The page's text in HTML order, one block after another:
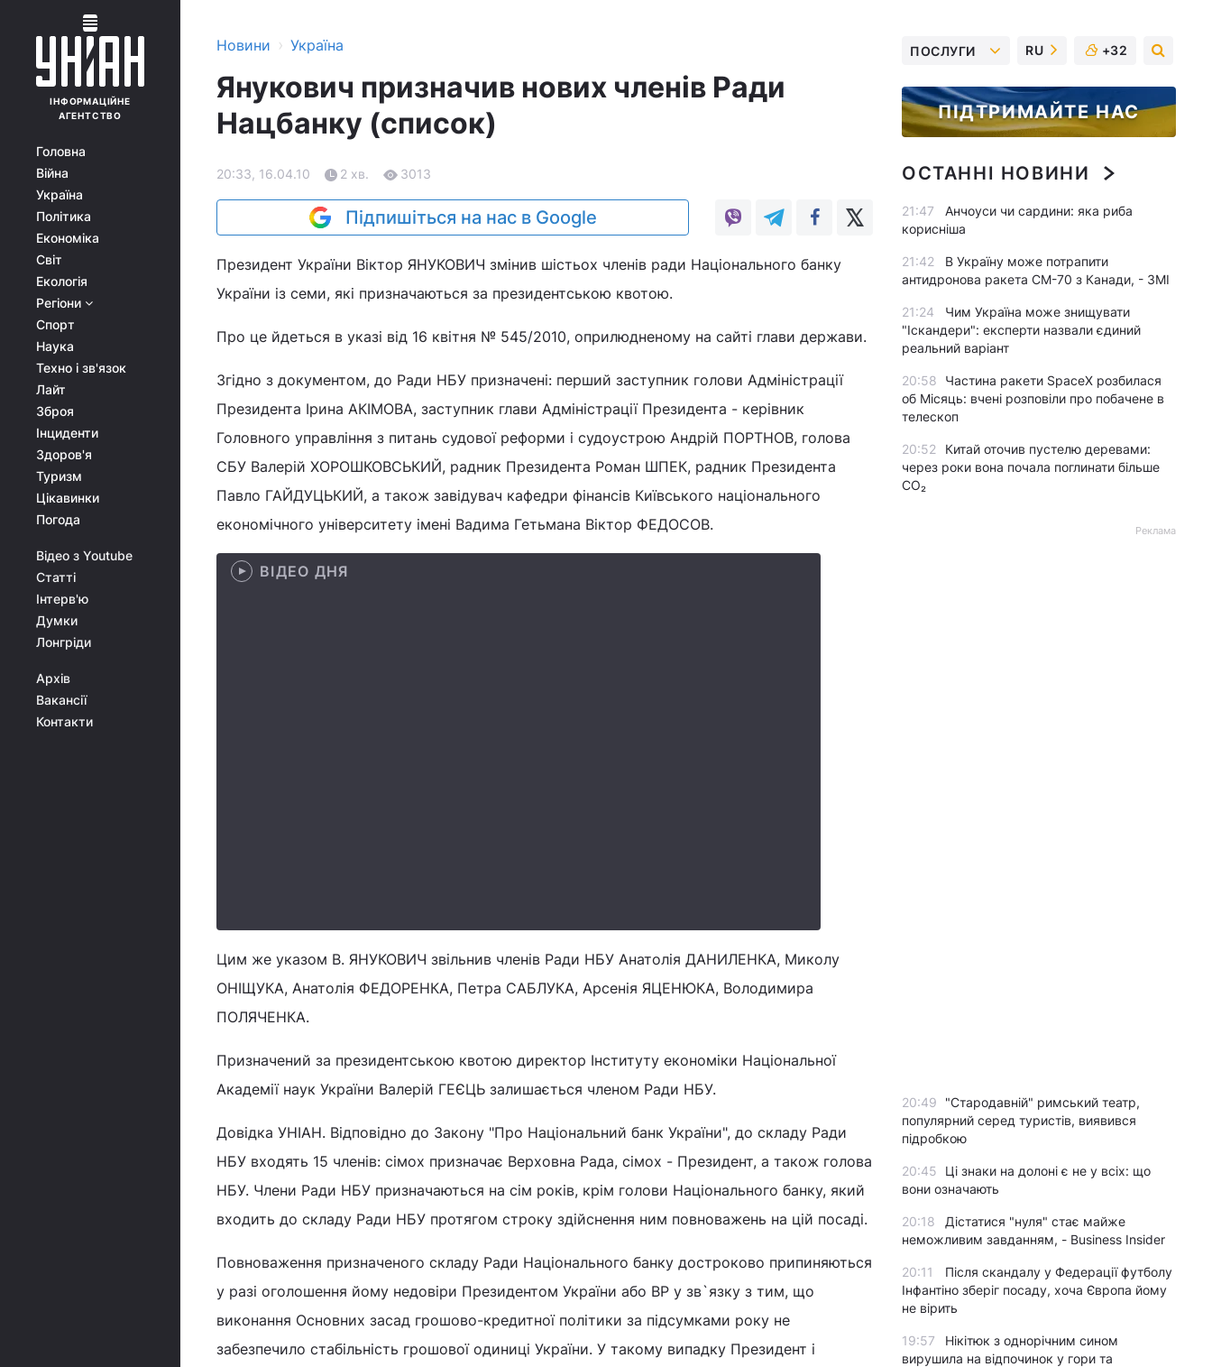
ІНФОРМАЦІЙНЕ
АГЕНТСТВО
Головна
Війна
Україна
Політика
Економіка
Світ
Екологія
Регіони
Спорт
Наука
Техно і зв'язок
Лайт
Зброя
Інциденти
Здоров'я
Туризм
Цікавинки
Погода
Відео з Youtube
Статті
Інтерв'ю
Думки
Лонгріди
Архів
Вакансії
Контакти
Новини › Україна
Янукович призначив нових членів Ради
Нацбанку (список)
20:33, 16.04.10 2 хв. 3013
Підпишіться на нас в Google
Президент України Віктор ЯНУКОВИЧ змінив шістьох членів ради Національного банку
України із семи, які призначаються за президентською квотою.
Про це йдеться в указі від 16 квітня № 545/2010, оприлюдненому на сайті глави держави.
Згідно з документом, до Ради НБУ призначені: перший заступник голови Адміністрації
Президента Ірина АКІМОВА, заступник глави Адміністрації Президента - керівник
Головного управління з питань судової реформи і судоустрою Андрій ПОРТНОВ, голова
СБУ Валерій ХОРОШКОВСЬКИЙ, радник Президента Роман ШПЕК, радник Президента
Павло ГАЙДУЦЬКИЙ, а також завідувач кафедри фінансів Київського національного
економічного університету імені Вадима Гетьмана Віктор ФЕДОСОВ.
ВІДЕО ДНЯ
Цим же указом В. ЯНУКОВИЧ звільнив членів Ради НБУ Анатолія ДАНИЛЕНКА, Миколу
ОНІЩУКА, Анатолія ФЕДОРЕНКА, Петра САБЛУКА, Арсенія ЯЦЕНЮКА, Володимира
ПОЛЯЧЕНКА.
Призначений за президентською квотою директор Інституту економіки Національної
Академії наук України Валерій ГЕЄЦЬ залишається членом Ради НБУ.
Довідка УНІАН. Відповідно до Закону "Про Національний банк України", до складу Ради
НБУ входять 15 членів: сімох призначає Верховна Рада, сімох - Президент, а також голова
НБУ. Члени Ради НБУ призначаються на сім років, крім голови Національного банку, який
входить до складу Ради НБУ протягом строку здійснення ним повноважень на цій посаді.
Повноваження призначеного складу Ради Національного банку достроково припиняються
у разі оголошення йому недовіри Президентом України або ВР у зв`язку з тим, що
виконання Основних засад грошово-кредитної політики за підсумками року не
забезпечило стабільність грошової одиниці України. У такому випадку Президент і
ПОСЛУГИ RU +32
ПІДТРИМАЙТЕ НАС
ОСТАННІ НОВИНИ
21:47
Анчоуси чи сардини: яка риба
корисніша
21:42
В Україну може потрапити
антидронова ракета CM-70 з Канади, - ЗМІ
21:24
Чим Україна може знищувати
"Іскандери": експерти назвали єдиний
реальний варіант
20:58
Частина ракети SpaceX розбилася
об Місяць: вчені розповіли про побачене в
телескоп
20:52
Китай оточив пустелю деревами:
через роки вона почала поглинати більше
CO₂
Реклама
20:49
"Стародавній" римський театр,
популярний серед туристів, виявився
підробкою
20:45
Ці знаки на долоні є не у всіх: що
вони означають
20:18
Дістатися "нуля" стає майже
неможливим завданням, - Business Insider
20:11
Після скандалу у Федерації футболу
Інфантіно зберіг посаду, хоча Європа йому
не вірить
19:57
Нікітюк з однорічним сином
вирушила на відпочинок у гори та